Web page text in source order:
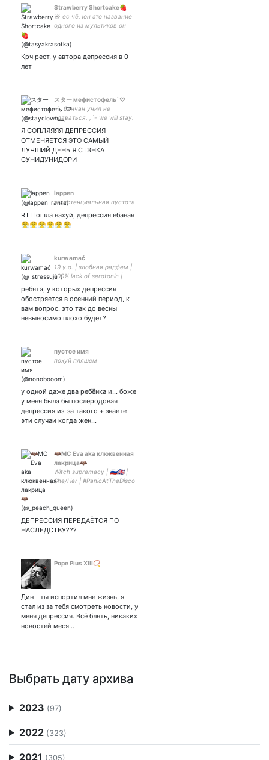
Strawberry Shortcake🍓
☀️ ес чё, юн это название
одного из мультиков он
смешной - ем печеньки
Крч рест, у автора депрессия в 0
лет
スター мефистофель`♡
-`, банчан учил не
сдаваться. ,´- we will stay.
8. 🍵🌿 вы, ребята, просто
фантастика.
Я СОПЛЯЯЯЯ ДЕПРЕССИЯ
ОТМЕНЯЕТСЯ ЭТО САМЫЙ
ЛУЧШИЙ ДЕНЬ Я СТЭНКА
СУНИДУНИДОРИ
lappen
экзистенциальная пустота
RT Пошла нахуй, депрессия ебаная
😤😤😤😤😤😤
kurwamać
19 y.o. | злобная радфем |
100% lack of serotonin |
Слава Україні! Жыве
Беларусь!
ребята, у которых депрессия
обостряется в осенний период, к
вам вопрос. это так до весны
невыносимо плохо будет?
пустое имя
похуй пляшем
у одной даже два ребёнка и... боже
у меня была бы послеродовая
депрессия из-за такого + знаете
эти случаи когда жен…
🦇MC Eva aka клюквенная
лакрица🦇
Witch supremacy | 🇷🇺🇬🇧 |
She/Her | #PanicAtTheDisco
wife:
ДЕПРЕССИЯ ПЕРЕДАЁТСЯ ПО
НАСЛЕДСТВУ???
Pope Pius XIII📿
Дин - ты испортил мне жизнь, я
стал из за тебя смотреть новости, у
меня депрессия. Всё блять, никаких
новостей меся…
Выбрать дату архива
2023 (97)
2022 (323)
2021 (305)